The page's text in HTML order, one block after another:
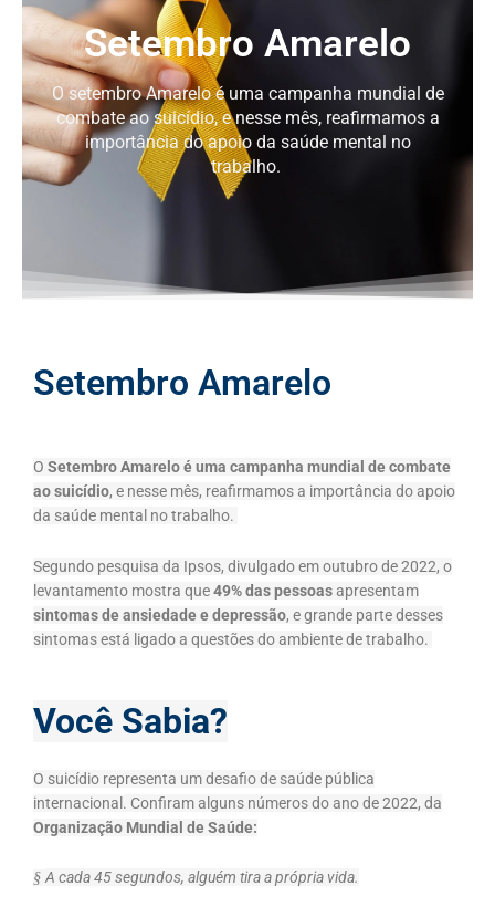
Setembro Amarelo
O setembro Amarelo é uma campanha mundial de
combate ao suicídio, e nesse mês, reafirmamos a
importância do apoio da saúde mental no
trabalho.
Setembro Amarelo
O Setembro Amarelo é uma campanha mundial de combate
ao suicídio, e nesse mês, reafirmamos a importância do apoio
da saúde mental no trabalho.
Segundo pesquisa da Ipsos, divulgado em outubro de 2022, o
levantamento mostra que49% das pessoasapresentam
sintomas de ansiedade e depressão, e grande parte desses
sintomas está ligado a questões do ambiente de trabalho.
Você Sabia?
O suicídio representa um desafio de saúde pública
internacional. Confiram alguns números do ano de 2022, da
Organização Mundial de Saúde:
§ A cada 45 segundos, alguém tira a própria vida.